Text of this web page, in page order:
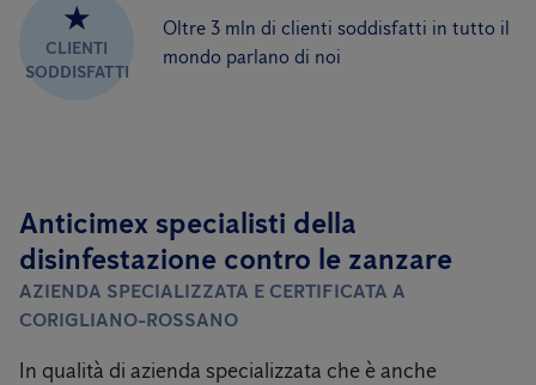
★
CLIENTI
SODDISFATTI
Oltre 3 mln di clienti soddisfatti in tutto il
mondo parlano di noi
Anticimex specialisti della
disinfestazione contro le zanzare
AZIENDA SPECIALIZZATA E CERTIFICATA A
CORIGLIANO-ROSSANO
In qualità di azienda specializzata che è anche